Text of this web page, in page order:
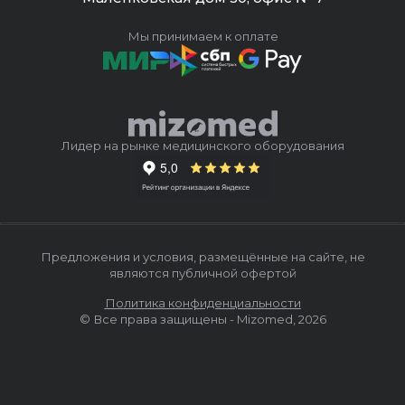
Декларация о соответствии
Лидер на рынке медицинского оборудования
Мы принимаем к оплате
Предложения и условия, размещённые на сайте, не
являются публичной офертой
Политика конфиденциальности
© Все права защищены - Mizomed, 2026